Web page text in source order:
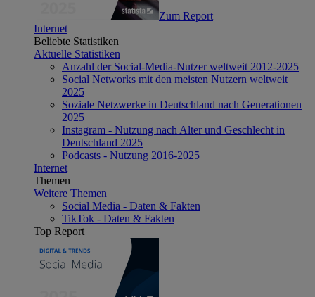
Zum Report
Internet
Beliebte Statistiken
Aktuelle Statistiken
Anzahl der Social-Media-Nutzer weltweit 2012-2025
Social Networks mit den meisten Nutzern weltweit
2025
Soziale Netzwerke in Deutschland nach Generationen
2025
Instagram - Nutzung nach Alter und Geschlecht in
Deutschland 2025
Podcasts - Nutzung 2016-2025
Internet
Themen
Weitere Themen
Social Media - Daten & Fakten
TikTok - Daten & Fakten
Top Report